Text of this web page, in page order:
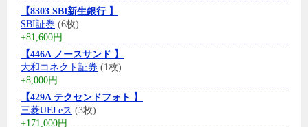
【8303 SBI新生銀行 】
SBI証券 (6枚)
+81,600円
【446A ノースサンド 】
大和コネクト証券 (1枚)
+8,000円
【429A テクセンドフォト 】
三菱UFJ eス (3枚)
+171,000円